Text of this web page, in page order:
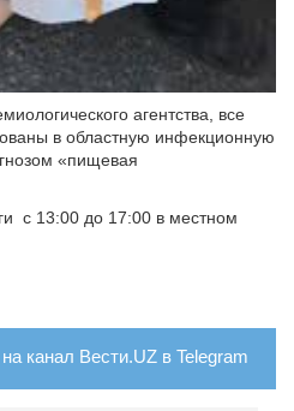
агентства, все
в областную инфекционную
«пищевая
с 13:00 до 17:00 в местном
канал Вести.UZ в Telegram